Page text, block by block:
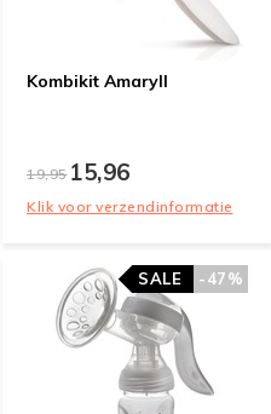
Kombikit Amaryll
19,9515,96
Klik voor verzendinformatie
-47%
SALE